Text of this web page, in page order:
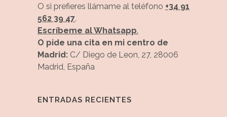
O si prefieres llámame al teléfono +34 91
562 39 47.
Escríbeme al Whatsapp.
O pide una cita en mi centro de
Madrid: C/ Diego de Leon, 27, 28006
Madrid, España
ENTRADAS RECIENTES